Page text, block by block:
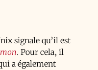
signale qu’il est
. Pour cela, il
a également